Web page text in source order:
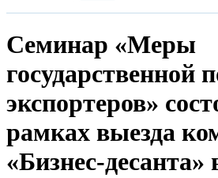
Семинар «Меры
государственной
экспортеров»
рамках выезда
«Бизнес-десанта»